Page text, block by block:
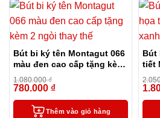
Bút bi ký tên Montagut 066
màu đen cao cấp tặng kèm
2 ngòi thay thế
1.080.000₫
780.000 ₫
Thêm vào giỏ hàng
Bút
tiết